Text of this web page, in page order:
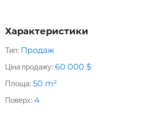
Характеристики
Тип: Продаж
Ціна продажу: 60 000 $
Площа: 50 m²
Поверх: 4